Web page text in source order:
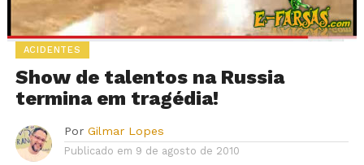
ACIDENTES
Show de talentos na Russia
termina em tragédia!
Por Gilmar Lopes
Publicado em 9 de agosto de 2010